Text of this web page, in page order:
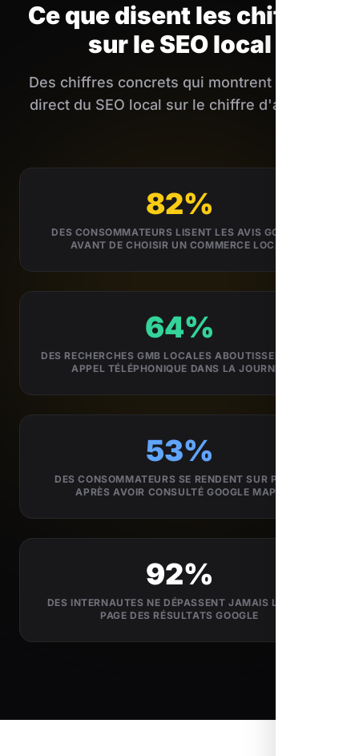
Ce que disent les chiffres
sur le SEO local
Des chiffres concrets qui montrent l'impact
direct du SEO local sur le chiffre d'affaires.
82%
DES CONSOMMATEURS LISENT LES AVIS GOOGLE
AVANT DE CHOISIR UN COMMERCE LOCAL
64%
DES RECHERCHES GMB LOCALES ABOUTISSENT À UN
APPEL TÉLÉPHONIQUE DANS LA JOURNÉE
53%
DES CONSOMMATEURS SE RENDENT SUR PLACE
APRÈS AVOIR CONSULTÉ GOOGLE MAPS
92%
DES INTERNAUTES NE DÉPASSENT JAMAIS LA 1ÈRE
PAGE DES RÉSULTATS GOOGLE